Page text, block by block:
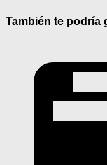
También te podría